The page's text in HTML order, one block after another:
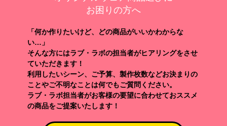
お困りの方へ
「何か作りたいけど、どの商品がいいかわからな
い…」
そんな方にはラブ・ラボの担当者がヒアリングをさせ
ていただきます！
利用したいシーン、ご予算、製作枚数などお決まりの
ことやご不明なことは何でもご質問ください。
ラブ・ラボ担当者がお客様の要望に合わせておススメ
の商品をご提案いたします！